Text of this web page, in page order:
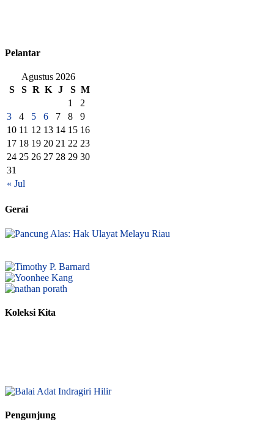
Pelantar
Agustus 2026
S
S R K J S M
« Jul
1
2
3
4 5 6 7 8
9
10 11 12 13 14 15 16
17 18 19 20 21 22 23
24 25 26 27 28 29 30
31
Gerai
Koleksi Kita
Pengunjung